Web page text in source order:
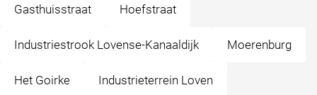
Gasthuisstraat Hoefstraat
Industriestrook Lovense-Kanaaldijk Moerenburg
Het Goirke Industrieterrein Loven